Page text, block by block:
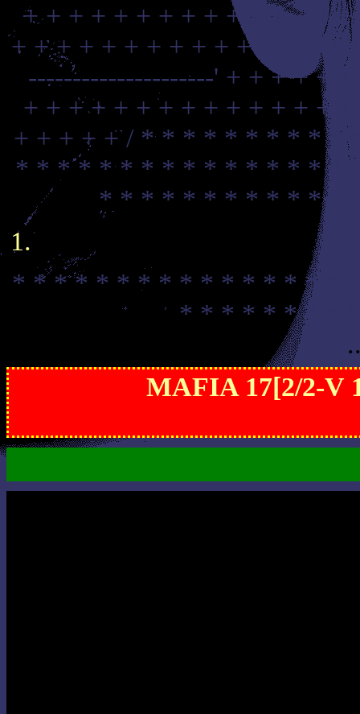
+ + + + + + + + + + + + + +
+ + + + + + + + + + + + + + +
---------------------' + + + + +
+ + + + + + + + + + + + + +
+ + + + + / * * * * * * * * * *
* * * * * * * * * * * * * * * *
* * * * * * * * * * * *
* * * * * * * * * * * * * * * *
* * * * * * * *
MAFIA 17[2/2-V